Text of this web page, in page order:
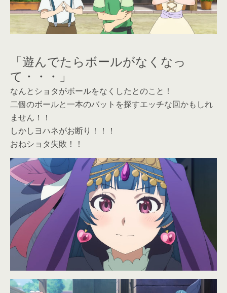
「遊んでたらボールがなくなっ
て・・・」
なんとショタがボールをなくしたとのこと！
二個のボールと一本のバットを探すエッチな回かもしれ
ません！！
しかしヨハネがお断り！！！
おねショタ失敗！！